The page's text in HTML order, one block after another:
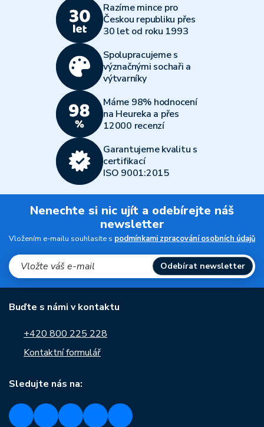
Razíme mince pro
Českou republiku přes
30 let od roku 1993
Spolupracujeme s
význačnými sochaři a
výtvarníky
Máme 98% hodnocení
na Heureka a přes
12000 recenzí
Garantujeme kvalitu s
certifikací
ISO 9001:2015
Nenechte si nic ujít a odebírejte náš
newsletter
Vložením e-mailu souhlasíte s podmínkami zpracování osobních údajů
Odebírat newsletter
Buďte s námi v kontaktu
+420 800 225 228
Kontaktní formulář
Sledujte nás na: